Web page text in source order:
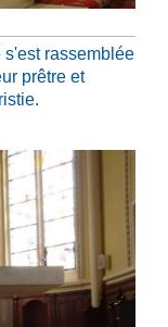
rassemblée
prêtre et